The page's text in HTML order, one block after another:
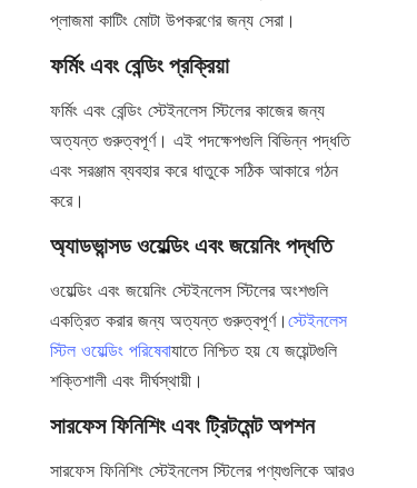
প্লাজমা কাটিং মোটা উপকরণের জন্য সেরা।
ফর্মিং এবং বেন্ডিং প্রক্রিয়া
ফর্মিং এবং বেন্ডিং স্টেইনলেস স্টিলের কাজের জন্য
অত্যন্ত গুরুত্বপূর্ণ। এই পদক্ষেপগুলি বিভিন্ন পদ্ধতি
এবং সরঞ্জাম ব্যবহার করে ধাতুকে সঠিক আকারে গঠন
করে।
অ্যাডভান্সড ওয়েল্ডিং এবং জয়েনিং পদ্ধতি
ওয়েল্ডিং এবং জয়েনিং স্টেইনলেস স্টিলের অংশগুলি
একত্রিত করার জন্য অত্যন্ত গুরুত্বপূর্ণ। স্টেইনলেস
স্টিল ওয়েল্ডিং পরিষেবাযাতে নিশ্চিত হয় যে জয়েন্টগুলি
শক্তিশালী এবং দীর্ঘস্থায়ী।
সারফেস ফিনিশিং এবং ট্রিটমেন্ট অপশন
সারফেস ফিনিশিং স্টেইনলেস স্টিলের পণ্যগুলিকে আরও